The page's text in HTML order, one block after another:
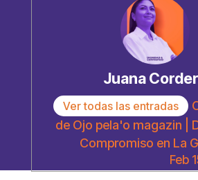
Juana
Ver todas las entradas
de Ojo pela'o magazin |
Compromiso en La
Feb